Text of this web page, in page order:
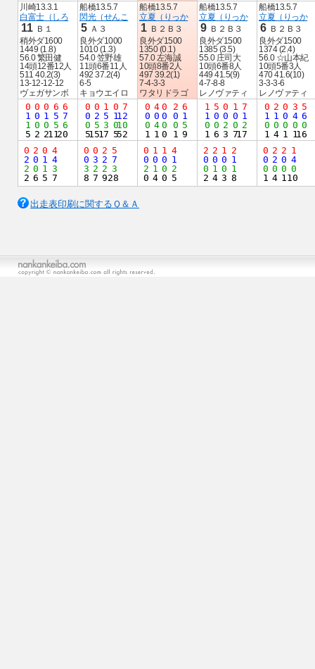
川崎13.3.1
白富士（しろ
11 Ｂ１
稍外ダ1600
1449 (1.8)
56.0 繁田健
14頭12番12人
511 40.2(3)
13-12-12-12
ヴェガサンボ
船橋13.5.7
閃光（せんこ
5 Ａ３
良外ダ1000
1010 (1.3)
54.0 笠野雄
11頭6番11人
492 37.2(4)
6-5
キョウエイロ
船橋13.5.7
立夏（りっか
1 Ｂ２Ｂ３
良外ダ1500
1350 (0.1)
57.0 左海誠
10頭8番2人
497 39.2(1)
7-4-3-3
ワタリドラゴ
船橋13.5.7
立夏（りっか
9 Ｂ２Ｂ３
良外ダ1500
1385 (3.5)
55.0 庄司大
10頭6番8人
449 41.5(9)
4-7-8-8
レノヴァティ
船橋13.5.7
立夏（りっか
6 Ｂ２Ｂ３
良外ダ1500
1374 (2.4)
56.0 ☆山本紀
10頭5番3人
470 41.6(10)
3-3-3-6
レノヴァティ
0
1
1
5
0
0
0
2
0
1
0
2
6
5
5
11
6
7
6
20
0
0
0
5
0
2
5
15
1
5
3
17
0
1
0
5
7
12
10
52
0
0
0
1
4
0
4
1
0
0
0
0
2
0
0
1
6
1
5
9
1
1
0
1
5
0
0
6
0
0
2
3
1
0
0
7
7
1
2
17
0
1
0
1
2
1
0
4
0
0
0
1
3
4
0
1
5
6
0
16
0
2
2
2
2
0
0
6
0
1
1
5
4
4
3
7
0
0
3
8
0
3
2
7
2
2
2
9
5
7
3
28
0
0
2
0
1
0
1
4
1
0
0
0
4
1
2
5
2
0
0
2
2
0
1
4
1
0
0
3
2
1
1
8
0
0
0
1
2
2
0
4
2
0
0
1
1
4
0
10
出走表印刷に関するＱ＆Ａ